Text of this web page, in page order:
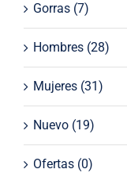
Gorras (7)
Hombres (28)
Mujeres (31)
Nuevo (19)
Ofertas (0)